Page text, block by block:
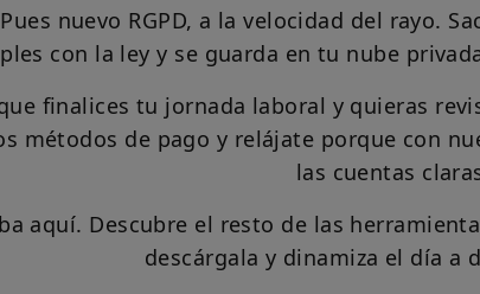
nuevo RGPD, a la velocidad del rayo.
con la ley y se guarda en tu nube
finalices tu jornada laboral y quieras
métodos de pago y relájate porque con
las cuentas
aquí. Descubre el resto de las
descárgala y dinamiza el día a